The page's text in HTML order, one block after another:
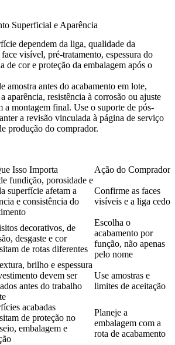
Superficial e Aparência
dependem da liga, qualidade da
visível, pré-tratamento, espessura do
de cor e proteção da embalagem após o
amostra antes do acabamento em lote,
aparência, resistência à corrosão ou ajuste
a montagem final. Use o suporte de pós-
a revisão vinculada à página de serviço
produção do comprador.
Isso Importa Ação do Comprador
fundição, porosidade e
superfície afetam a
e consistência do
Confirme as faces
visíveis e a liga cedo
decorativos, de
desgaste e cor
de rotas diferentes
Escolha o
acabamento por
função, não apenas
pelo nome
brilho e espessura
devem ser
antes do trabalho
Use amostras e
limites de aceitação
acabadas
de proteção no
embalagem e
Planeje a
embalagem com a
rota de acabamento